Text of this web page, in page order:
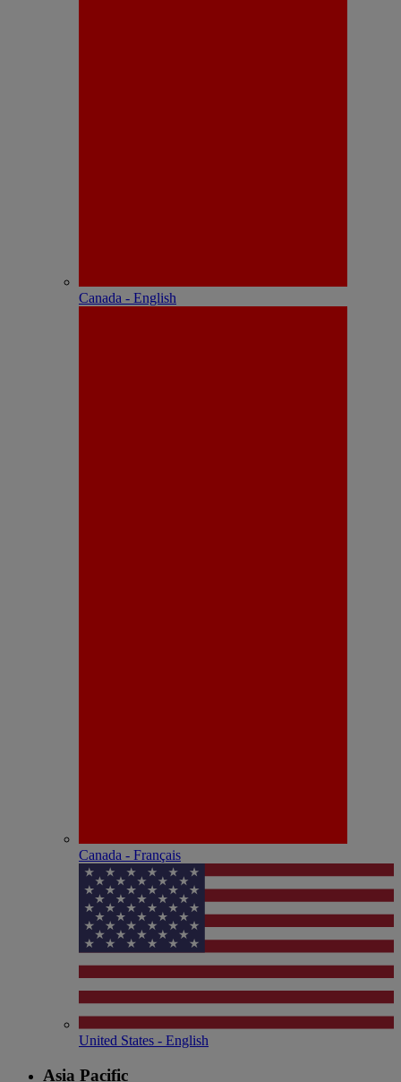
Canada - English
Canada - Français
United States - English
Asia Pacific